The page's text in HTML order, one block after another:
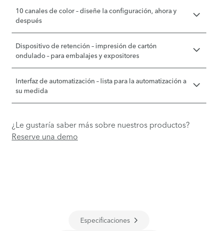
10 canales de color – diseñe la configuración, ahora y
después
Dispositivo de retención – impresión de cartón
ondulado – para embalajes y expositores
Interfaz de automatización – lista para la automatización a
su medida
¿Le gustaría saber más sobre nuestros productos?
Reserve una demo
Especificaciones